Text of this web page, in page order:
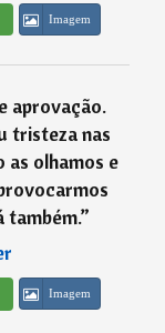
Imagem
aprovação.
tristeza nas
as olhamos e
também.”
Imagem